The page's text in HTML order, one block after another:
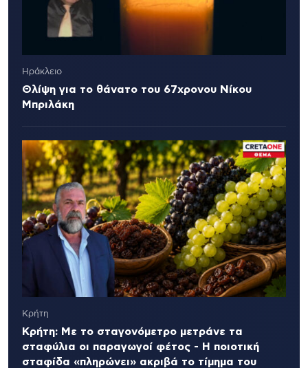
Ηράκλειο
Θλίψη για το θάνατο του 67χρονου Νίκου
Μπριλάκη
Κρήτη
Κρήτη: Με το σταγονόμετρο μετράνε τα
σταφύλια οι παραγωγοί φέτος - Η ποιοτική
σταφίδα «πληρώνει» ακριβά το τίμημα του